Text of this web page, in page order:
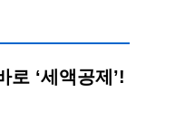
로 ‘세액공제’!